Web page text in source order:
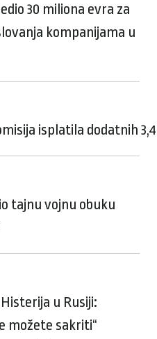
30 miliona evra za
kompanijama u
isplatila dodatnih
tajnu vojnu obuku
Histerija u Rusiji:
možete sakriti“